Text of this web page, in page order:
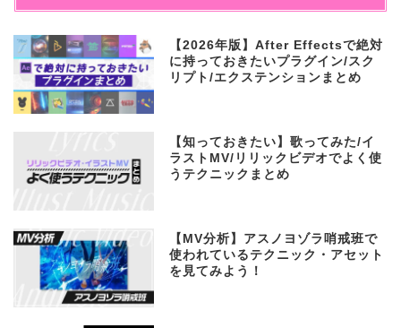
【2026年版】After Effectsで絶対
に持っておきたいプラグイン/スク
リプト/エクステンションまとめ
【知っておきたい】歌ってみた/イ
ラストMV/リリックビデオでよく使
うテクニックまとめ
【MV分析】アスノヨゾラ哨戒班で
使われているテクニック・アセット
を見てみよう！